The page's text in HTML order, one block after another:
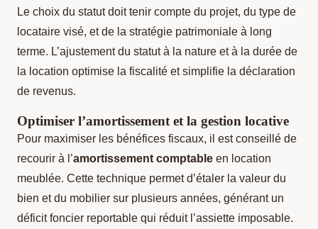
Le choix du statut doit tenir compte du projet, du type de
locataire visé, et de la stratégie patrimoniale à long
terme. L’ajustement du statut à la nature et à la durée de
la location optimise la fiscalité et simplifie la déclaration
de revenus.
Optimiser l’amortissement et la gestion locative
Pour maximiser les bénéfices fiscaux, il est conseillé de
recourir à l’amortissement comptable en location
meublée. Cette technique permet d’étaler la valeur du
bien et du mobilier sur plusieurs années, générant un
déficit foncier reportable qui réduit l’assiette imposable.